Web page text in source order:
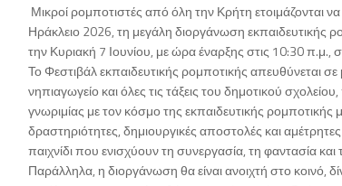
Μικροί ρομποτιστές από όλη την Κρήτη ετοιμάζονται
Ηράκλειο 2026, τη μεγάλη διοργάνωση εκπαιδευτικής
την Κυριακή 7 Ιουνίου, με ώρα έναρξης στις 10:30
Το Φεστιβάλ εκπαιδευτικής ρομποτικής απευθύνεται
νηπιαγωγείο και όλες τις τάξεις του δημοτικού
γνωριμίας με τον κόσμο της εκπαιδευτικής ρομποτικής
δραστηριότητες, δημιουργικές αποστολές και
παιχνίδι που ενισχύουν τη συνεργασία, τη φαντασία
Παράλληλα, η διοργάνωση θα είναι ανοιχτή στο κοινό,